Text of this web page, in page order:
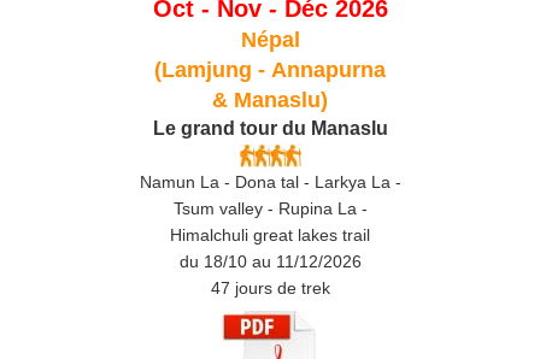
Oct - Nov - Déc 2026
Népal
(Lamjung - Annapurna
& Manaslu)
Le grand tour du Manaslu
Namun La - Dona tal - Larkya La -
Tsum valley - Rupina La -
Himalchuli great lakes trail
du 18/10 au 11/12/2026
47 jours de trek